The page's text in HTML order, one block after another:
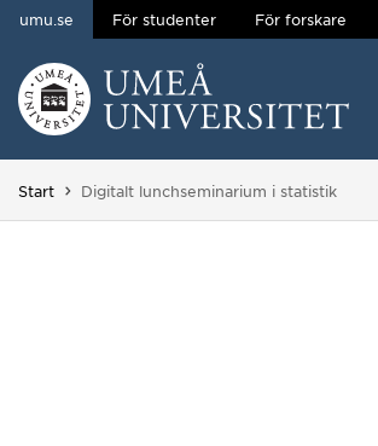
Hoppa direkt till innehållet
umu.se För studenter För forskare
Huvudmenyn dold.
Start Du är här:
Digitalt lunchseminarium i statistik